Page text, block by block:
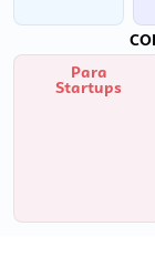
Para
Startups